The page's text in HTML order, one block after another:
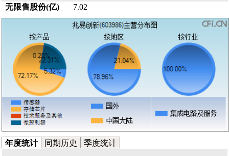
无限售股份(亿)
7.02
年度统计 同期历史 季度统计